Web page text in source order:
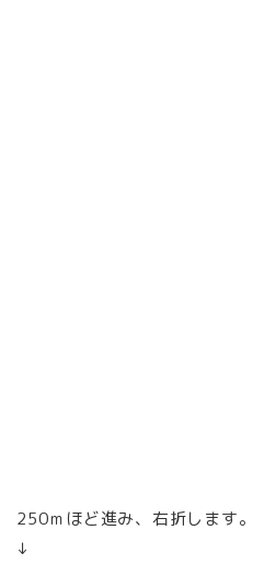
250ｍほど進み、右折します。
↓